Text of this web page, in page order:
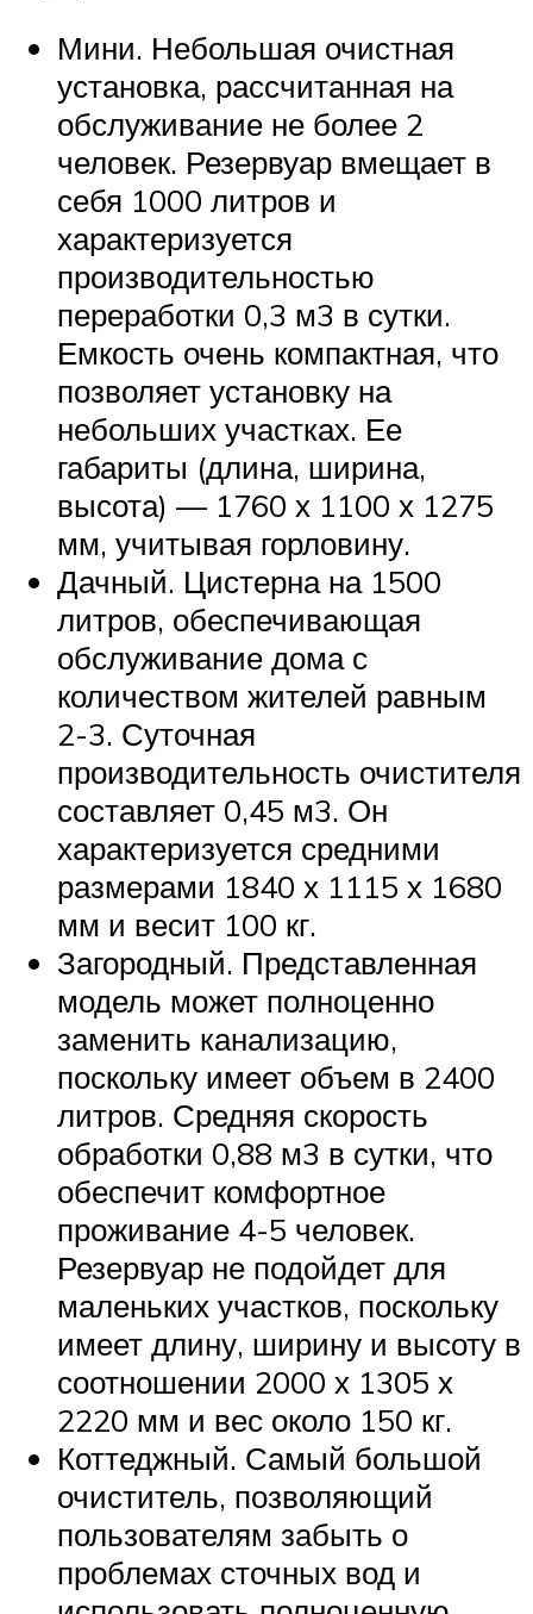
Мини. Небольшая очистная
установка, рассчитанная на
обслуживание не более 2
человек. Резервуар вмещает в
себя 1000 литров и
характеризуется
производительностью
переработки 0,3 м3 в сутки.
Емкость очень компактная, что
позволяет установку на
небольших участках. Ее
габариты (длина, ширина,
высота) — 1760 х 1100 х 1275
мм, учитывая горловину.
Дачный. Цистерна на 1500
литров, обеспечивающая
обслуживание дома с
количеством жителей равным
2-3. Суточная
производительность очистителя
составляет 0,45 м3. Он
характеризуется средними
размерами 1840 х 1115 х 1680
мм и весит 100 кг.
Загородный. Представленная
модель может полноценно
заменить канализацию,
поскольку имеет объем в 2400
литров. Средняя скорость
обработки 0,88 м3 в сутки, что
обеспечит комфортное
проживание 4-5 человек.
Резервуар не подойдет для
маленьких участков, поскольку
имеет длину, ширину и высоту в
соотношении 2000 х 1305 х
2220 мм и вес около 150 кг.
Коттеджный. Самый большой
очиститель, позволяющий
пользователям забыть о
проблемах сточных вод и